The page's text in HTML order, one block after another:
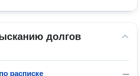
долгов
—
расписке